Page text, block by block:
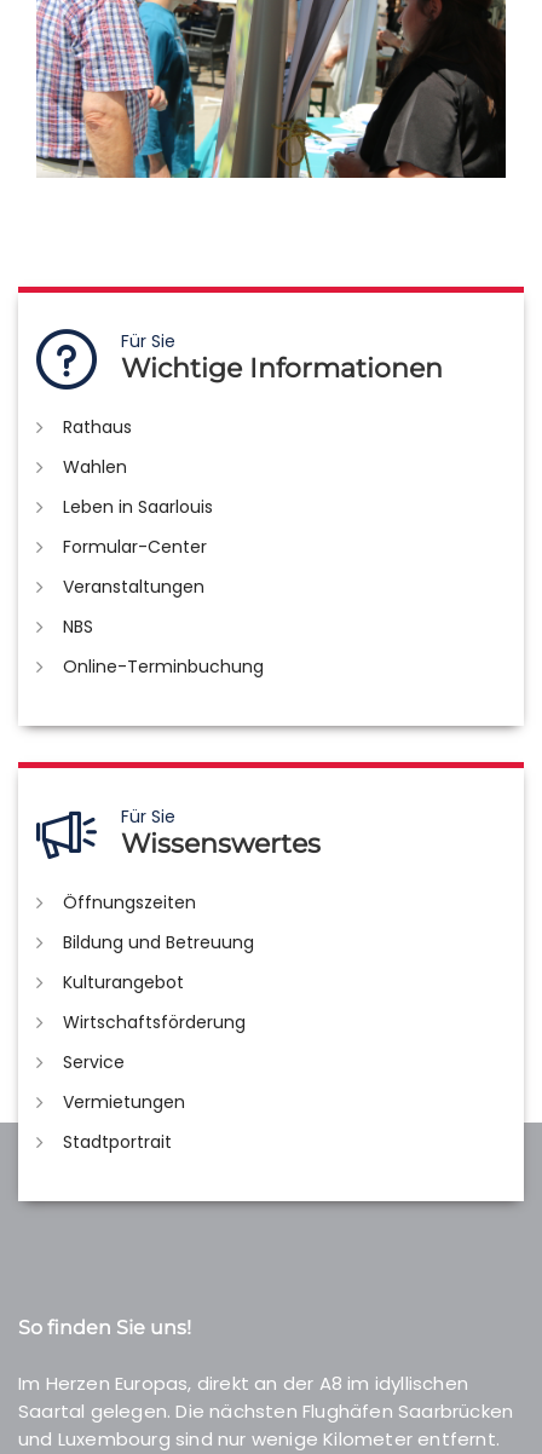
Für Sie
Wichtige Informationen
Rathaus
Wahlen
Leben in Saarlouis
Formular-Center
Veranstaltungen
NBS
Online-Terminbuchung
Für Sie
Wissenswertes
Öffnungszeiten
Bildung und Betreuung
Kulturangebot
Wirtschaftsförderung
Service
Vermietungen
Stadtportrait
So finden Sie uns!
Im Herzen Europas, direkt an der A8 im idyllischen
Saartal gelegen. Die nächsten Flughäfen Saarbrücken
und Luxembourg sind nur wenige Kilometer entfernt.